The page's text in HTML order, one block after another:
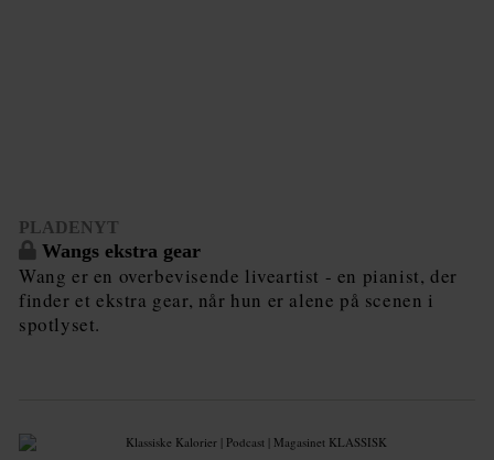
PLADENYT
Wangs ekstra gear
Wang er en overbevisende liveartist - en pianist, der
finder et ekstra gear, når hun er alene på scenen i
spotlyset.